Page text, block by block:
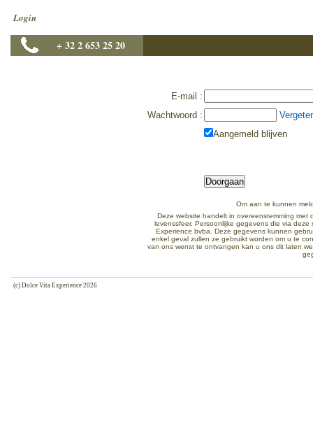
Login
+ 32 2 653 25 20
E-mail :
Wachtwoord :
Aangemeld blijven
Om aan te kunnen
Deze website handelt in overeenstemming
levenssfeer. Persoonlijke gegevens die via
Experience bvba. Deze gegevens kunnen
enkel geval zullen ze gebruikt worden om u te
van ons wenst te ontvangen kan u ons dit laten
(c) Dolce Vita Experience 2026